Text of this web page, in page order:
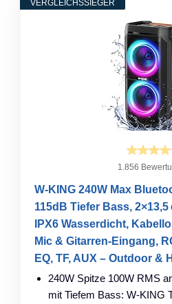
VERGLEICHSSIEGER
1.856
W-KING 240W Max
115dB Tiefer Bass,
IPX6 Wasserdicht,
Mic & Gitarren-Eingang,
EQ, TF, AUX – Outdoor &
240W Spitze 100W RMS
mit Tiefem Bass: W-KING